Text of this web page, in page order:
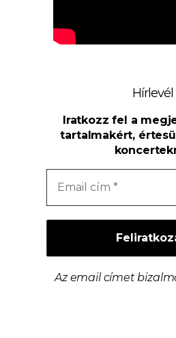
Hírlevél
Iratkozz fel a
tartalmakért,
Az email címet